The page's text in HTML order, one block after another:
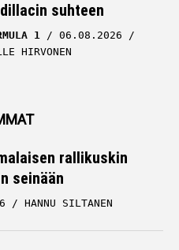
suhteen
1
06.08.2026
HIRVONEN
rallikuskin
seinään
HANNU SILTANEN